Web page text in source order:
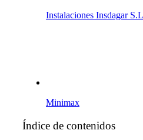
Instalaciones Insdagar S.L
Minimax
Índice de contenidos